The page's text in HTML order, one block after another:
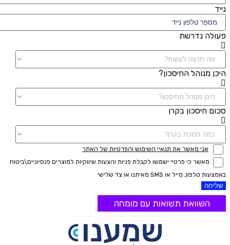
נייד
פעולה נדרשת
היכן מנוהל החיסכון?
סכום חיסכון בקרן
אני מאשר את תנאיי השימוש והפרטיות של האתר
מאשר כי פרטיי ישמשו לקבלת פניות והצעות שיווקיות למוצרים פנסיוניים\ביטוח
באמצעות טלפון, מייל או SMS מאיתנו או צד שלישי
שליחה
השוואת תשואות עם מומחה